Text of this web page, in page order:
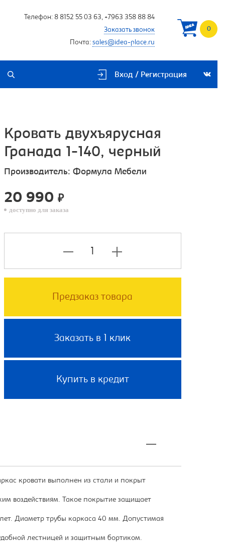
Телефон: 8 8152 55 03 63, +7963 358 88 84
Заказать звонок
Почта: sales@idea-place.ru
0
Вход / Регистрация
Кровать двухъярусная
Гранада 1-140, черный
Производитель: Формула Мебели
20 990 ₽
доступно для заказа
Предзаказ товара
Заказать в 1 клик
Купить в кредит
кровати выполнен из стали и покрыт
воздействиям. Такое покрытие защищает
Диаметр трубы каркаса 40 мм. Допустимая
лестницей и защитным бортиком.